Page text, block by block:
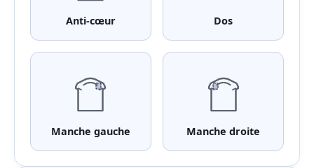
Anti-cœur Dos
Manche gauche Manche droite